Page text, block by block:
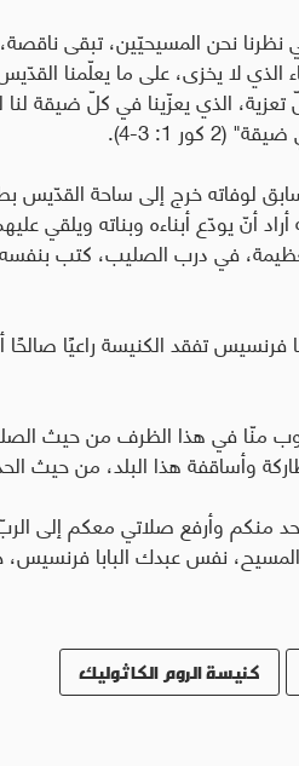
نظرنا نحن المسيحيّين، تبقى ناقصة،
الذي لا يخزى، على ما يعلّمنا
تعزية، الذي يعزّينا في كلّ ضيقة
كور 1: 3-4).
لوفاته خرج إلى ساحة القدّيس
أنّ يودّع أبناءه وبناته ويلقي
في درب الصليب، كتب
فرنسيس تفقد الكنيسة راعيًا
منّا في هذا الظرف من حيث
وأساقفة هذا البلد، من حيث
منكم وأرفع صلاتي معكم إلى
نفس عبدك البابا فرنسيس،
كنيسة الروم الكاثوليك